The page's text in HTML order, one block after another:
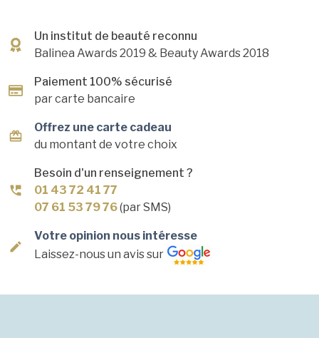
Un institut de beauté reconnu
Balinea Awards 2019 & Beauty Awards 2018
Paiement 100% sécurisé
par carte bancaire
Offrez une carte cadeau
du montant de votre choix
Besoin d'un renseignement ?
01 43 72 41 77
07 61 53 79 76(par SMS)
Votre opinion nous intéresse
Laissez-nous un avis sur